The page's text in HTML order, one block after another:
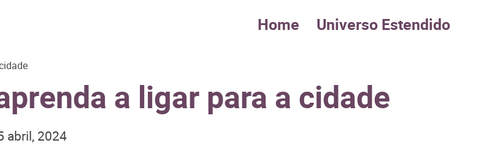
Home Universo Estendido
a ligar para a cidade
abril, 2024